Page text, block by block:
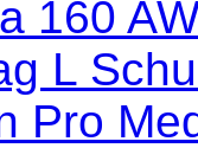
160
L
Pro